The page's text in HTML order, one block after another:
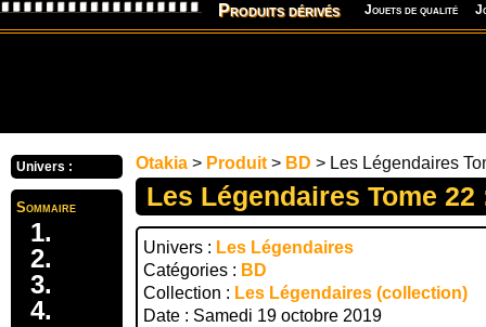
Produits dérivés Jouets de qualité
Univers :
Sommaire
Otakia > Produit > BD > Les Légendaires
Les Légendaires Tome
Univers : Les Légendaires
Catégories : BD
Collection : Les Légendaires (collection)
Date : Samedi 19 octobre 2019